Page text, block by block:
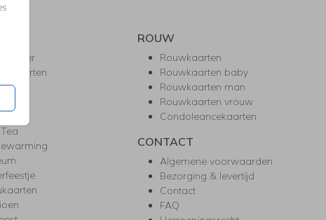
ROUW
Rouwkaarten
Rouwkaarten baby
Rouwkaarten man
Rouwkaarten vrouw
Condoleancekaarten
CONTACT
Algemene voorwaarden
Bezorging & levertijd
Contact
FAQ